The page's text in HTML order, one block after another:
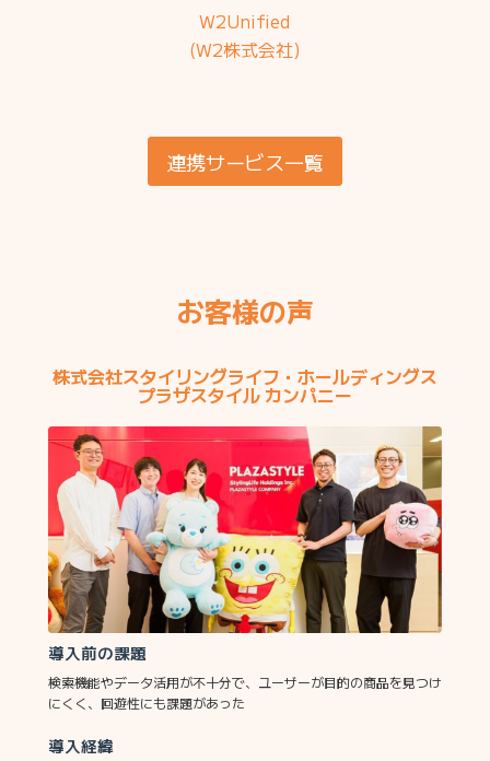
W2Unified
(W2株式会社)
連携サービス一覧
お客様の声
株式会社スタイリングライフ・ホールディングス
プラザスタイル カンパニー
導入前の課題
検索機能やデータ活用が不十分で、ユーザーが目的の商品を見つけ
にくく、回遊性にも課題があった
導入経緯